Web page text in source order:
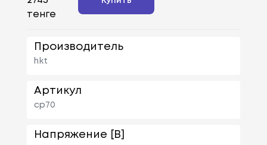
тенге
Производитель
hkt
Артикул
cp70
Напряжение [В]